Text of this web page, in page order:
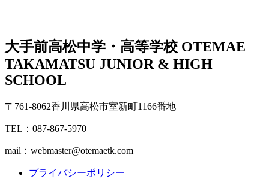
大手前高松中学・高等学校 OTEMAE
TAKAMATSU JUNIOR & HIGH
SCHOOL
〒761-8062香川県高松市室新町1166番地
TEL：087-867-5970
mail：webmaster@otemaetk.com
プライバシーポリシー